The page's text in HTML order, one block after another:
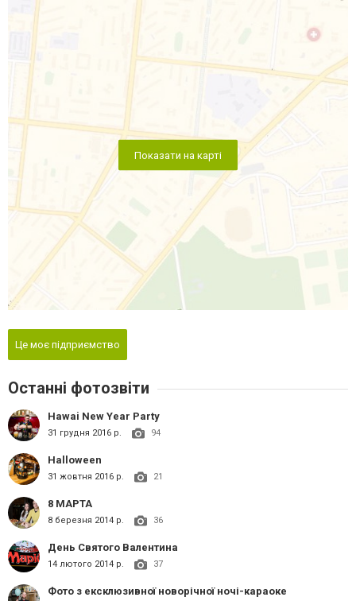
Показати на карті
Це моє підприємство
Останні фотозвіти
Hawai New Year Party
31 грудня 2016 р. 94
Нalloween
31 жовтня 2016 р. 21
8 МАРТА
8 березня 2014 р. 36
День Святого Валентина
14 лютого 2014 р. 37
Фото з ексклюзивної новорічної ночі-караоке